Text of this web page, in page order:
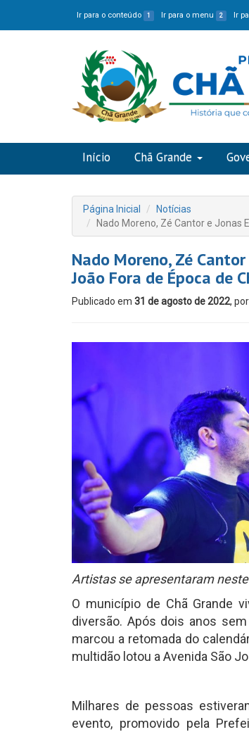
Ir para o conteúdo 1 Ir para o menu 2 Ir
Início Chã Grande
Página Inicial
Notícias
Nado Moreno, Zé Cantor e Jonas
Nado Moreno, Zé
João Fora de Época de
Publicado em 31 de agosto de 2022, por
Artistas se apresentaram
O município de Chã Grande
diversão. Após dois anos
marcou a retomada do
multidão lotou a Avenida São
Milhares de pessoas
evento, promovido pela